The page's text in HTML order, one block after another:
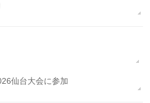
仙台大会に参加